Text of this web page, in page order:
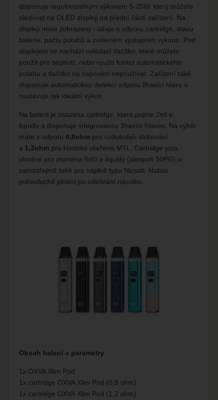
disponuje regulovatelným výkonem 5-25W, který můžete
sledovat na OLED displeji na přední částí zařízení. Na
displeji máte zobrazeny i údaje o odporu cartridge, stavu
baterie, počtu potahů a zvoleném výstupním výkonu. Pod
displejem se nachází ovládací tlačítko, které můžete
použít pro sepnutí, nebo využít funkci automatického
potahu a tlačítko na vapování nepoužívat. Zařízení také
disponuje automatickou detekcí odporu žhavící hlavy a
nastavuje tak ideální výkon.
Na baterii je osazena cartridge, která pojme 2ml e-
liquidu a disponuje integrovanou žhavící hlavou. Na výběr
máte z odporu 0,8ohm pro vzdušnější šlukování
a 1,2ohm pro klasické utažené MTL. Cartridge jsou
vhodné pro zejména řidší e-liquidy (alespoň 50PG) a
samozřejmě také pro náplně typu Nicsalt. Nabízí
jednoduché plnění po odebrání náustku.
Obsah balení a parametry
1x OXVA Xlim Pod
1x cartridge OXVA Xlim Pod (0,8 ohm)
1x cartridge OXVA Xlim Pod (1,2 ohm)